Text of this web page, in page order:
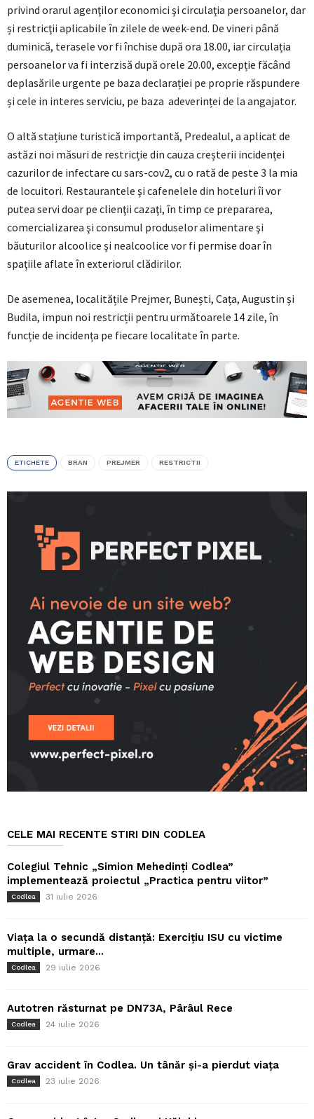
privind orarul agenţilor economici şi circulaţia persoanelor, dar
și restricţii aplicabile în zilele de week-end. De vineri până
duminică, terasele vor fi închise după ora 18.00, iar circulația
persoanelor va fi interzisă după orele 20.00, excepție făcând
deplasările urgente pe baza declarației pe proprie răspundere
și cele in interes serviciu, pe baza adeverinței de la angajator.
O altă stațiune turistică importantă, Predealul, a aplicat de
astăzi noi măsuri de restricție din cauza creșterii incidenței
cazurilor de infectare cu sars-cov2, cu o rată de peste 3 la mia
de locuitori. Restaurantele şi cafenelele din hoteluri îi vor
putea servi doar pe clienţii cazaţi, în timp ce prepararea,
comercializarea şi consumul produselor alimentare şi
băuturilor alcoolice şi nealcoolice vor fi permise doar în
spaţiile aflate în exteriorul clădirilor.
De asemenea, localitățile Prejmer, Bunești, Cața, Augustin și
Budila, impun noi restricții pentru următoarele 14 zile, în
funcție de incidența pe fiecare localitate în parte.
ETICHETE BRAN PREJMER RESTRICTII
CELE MAI RECENTE STIRI DIN CODLEA
Colegiul Tehnic „Simion Mehedinți Codlea”
implementează proiectul „Practica pentru viitor”
Codlea 31 iulie 2026
Viața la o secundă distanță: Exercițiu ISU cu victime
multiple, urmare...
Codlea 29 iulie 2026
Autotren răsturnat pe DN73A, Pârâul Rece
Codlea 24 iulie 2026
Grav accident în Codlea. Un tânăr și-a pierdut viața
Codlea 23 iulie 2026